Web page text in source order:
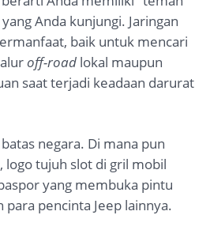
Anda kunjungi. Jaringan
baik untuk mencari
off-road lokal maupun
saat terjadi keadaan darurat
negara. Di mana pun
logo tujuh slot di gril mobil
yang membuka pintu
para pencinta Jeep lainnya.